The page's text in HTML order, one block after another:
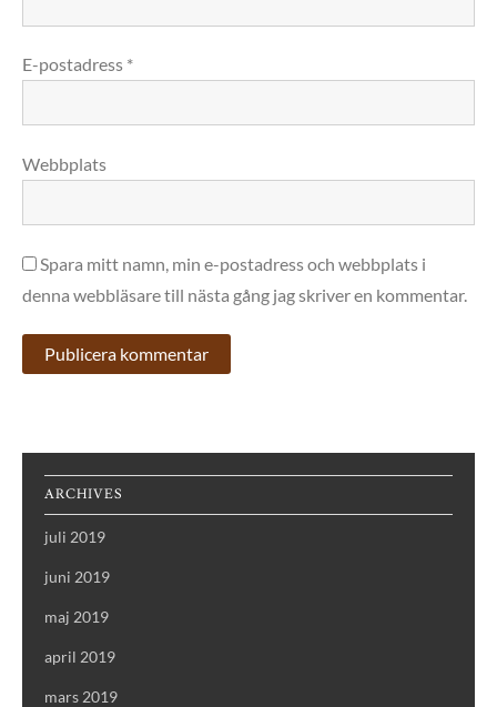
E-postadress *
Webbplats
Spara mitt namn, min e-postadress och webbplats i
denna webbläsare till nästa gång jag skriver en kommentar.
ARCHIVES
juli 2019
juni 2019
maj 2019
april 2019
mars 2019